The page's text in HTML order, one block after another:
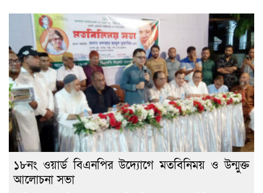
১৮নং ওয়ার্ড বিএনপির উদ্যোগে মতবিনিময় ও উন্মুক্ত
আলোচনা সভা